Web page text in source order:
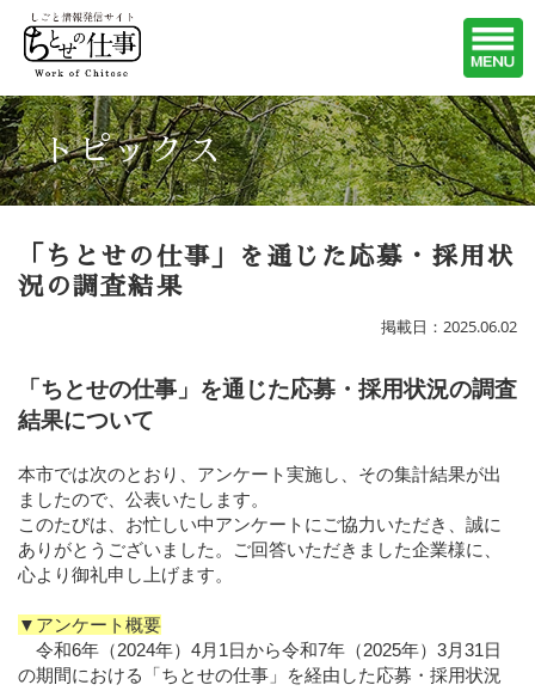
トピックス
「ちとせの仕事」を通じた応募・採用状
況の調査結果
掲載日：2025.06.02
「ちとせの仕事」を通じた応募・採用状況の調査
結果について
本市では次のとおり、アンケート実施し、その集計結果が出
ましたので、公表いたします。
このたびは、お忙しい中アンケートにご協力いただき、誠に
ありがとうございました。ご回答いただきました企業様に、
心より御礼申し上げます。
▼アンケート概要
令和6年（2024年）4月1日から令和7年（2025年）3月31日
の期間における「ちとせの仕事」を経由した応募・採用状況